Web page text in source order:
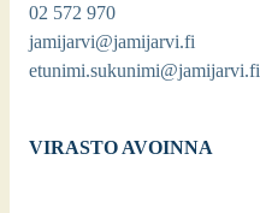
02 572 970
jamijarvi@jamijarvi.fi
etunimi.sukunimi@jamijarvi.fi
VIRASTO AVOINNA